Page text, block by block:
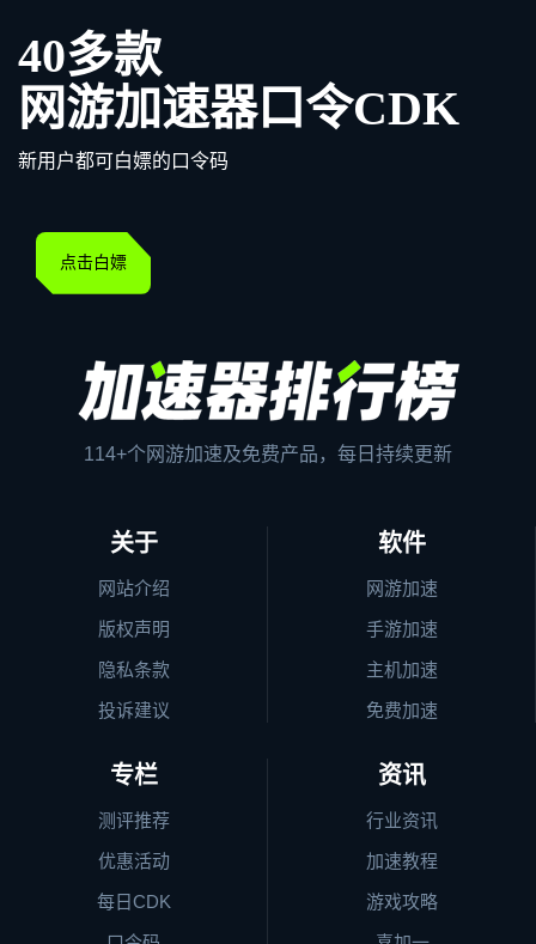
40多款
网游加速器口令CDK
新用户都可白嫖的口令码
点击白嫖
114+个网游加速及免费产品，每日持续更新
关于
网站介绍
版权声明
隐私条款
投诉建议
软件
网游加速
手游加速
主机加速
免费加速
专栏
测评推荐
优惠活动
每日CDK
资讯
行业资讯
加速教程
游戏攻略